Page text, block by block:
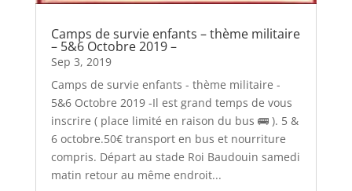
Camps de survie enfants – thème militaire
– 5&6 Octobre 2019 –
Sep 3, 2019
Camps de survie enfants - thème militaire -
5&6 Octobre 2019 -Il est grand temps de vous
inscrire ( place limité en raison du bus 🚌 ). 5 &
6 octobre.50€ transport en bus et nourriture
compris. Départ au stade Roi Baudouin samedi
matin retour au même endroit...